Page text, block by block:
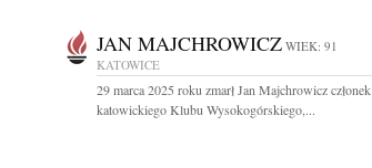
JAN MAJCHROWICZ WIEK: 91
KATOWICE
29 marca 2025 roku zmarł Jan Majchrowicz członek
katowickiego Klubu Wysokogórskiego,...